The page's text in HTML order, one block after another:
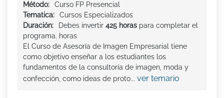
Método:
Curso FP Presencial
Tematica:
Cursos Especializados
Duración:
Debes invertir 425 horas para completar el
programa. horas
El Curso de Asesoría de Imagen Empresarial tiene
como objetivo enseñar a los estudiantes los
fundamentos de la consultoría de imagen, moda y
confección, como ideas de proto... ver temario